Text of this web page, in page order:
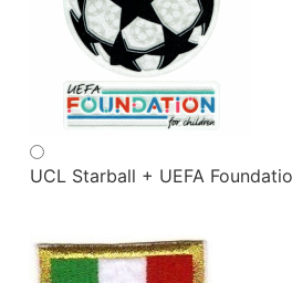
UCL Starball + UEFA